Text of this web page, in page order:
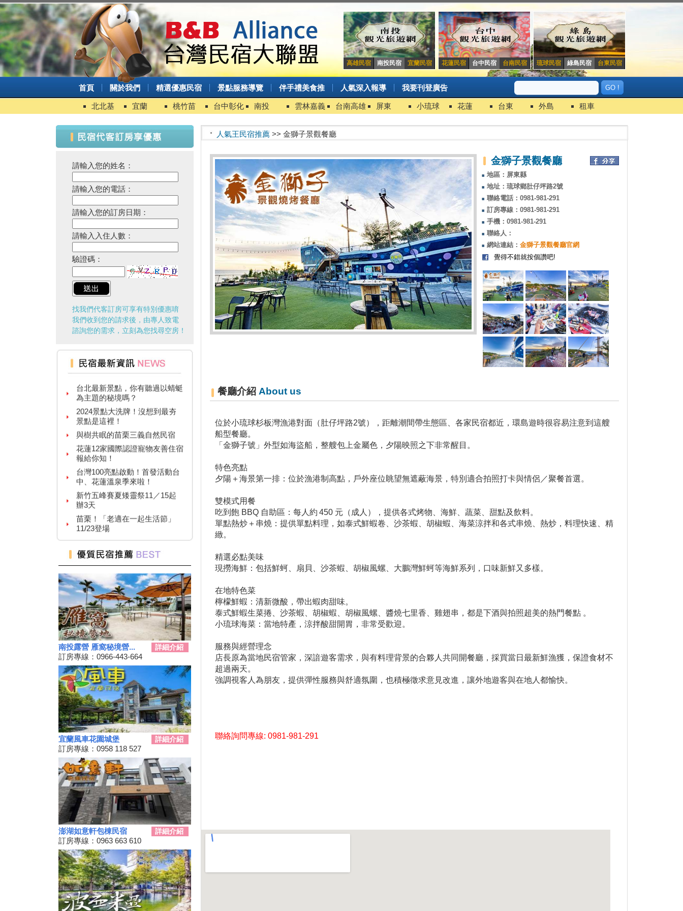
高雄民宿 南投民宿 宜蘭民宿 花蓮民宿 台中民宿 台南民宿 琉球民宿 綠島民宿 台東民宿
首頁 關於我們 精選優惠民宿 景點服務導覽 伴手禮美食推 人氣深入報導 我要刊登廣告
北北基 宜蘭 桃竹苗 台中彰化 南投 雲林嘉義 台南高雄 屏東 小琉球 花蓮 台東 外島 租車
請輸入您的姓名：
請輸入您的電話：
請輸入您的訂房日期：
請輸入入住人數：
驗證碼：
找我們代客訂房可享有特別優惠唷
我們收到您的請求後，由專人致電
諮詢您的需求，立刻為您找尋空房！
免費！
為主題的秘境嗎？
2024景點大洗牌！沒想到最夯
景點是這裡！
與樹共眠的苗栗三義自然民宿
花蓮12家國際認證寵物友善住宿
報給你知！
台灣100亮點啟動！首發活動台
中、花蓮溫泉季來啦！
新竹五峰賽夏矮靈祭11／15起
辦3天
苗栗！「老適在一起生活節」
11/23登場
2024 草嶺古道芒花季！
飽！
能逛1次
台灣百大景點推薦，集章還有限
量小禮物可以拿
嘉義夢幻熱點「蓋婭莊園」免門
票、「佐登妮絲」城堡優惠價一
次看
新竹市「觀光巴士—舊城巡禮
線」加碼解謎探險活動！
花蓮旅遊補助再擴大！
2024彰化田尾「Open Garden同
樂會」限時舉辦
科教館《史前巨獸泰坦恐龍展》
將展出37公尺長巨大恐龍 即日
起預售、12/19震撼登場
2024全民運動會在屏東！10/26
開幕
2024新北耶誕城11／15正式開
城！魔法主題等你來發掘
苗栗私房景點推薦，懶人免裝備
享受百萬夜景
天涼就該泡湯！溫泉季開跑 雙
人入住北投老爺酒店下殺1.5折
彰化最新隱藏版景點，盡收大台
中落日美景！
新竹首屆「新竹啤酒派對」於
10/12、10/13舉辦！
2024金門國際海洋藝術季～
10/04~2/28為期5個月
嘉義熱門景點推薦！前10大排名
南投露營 雁窩秘境營... 詳細介紹
訂房專線：0966-443-664
宜蘭風車花園城堡 詳細介紹
訂房專線：0958 118 527
澎湖如意軒包棟民宿 詳細介紹
訂房專線：0963 663 610
人氣王民宿推薦>> 金獅子景觀餐廳
金獅子景觀餐廳
地區：屏東縣
地址：琉球鄉肚仔坪路2號
聯絡電話：0981-981-291
訂房專線：0981-981-291
手機：0981-981-291
聯絡人：
網站連結： 金獅子景觀餐廳官網
覺得不錯就按個讚吧!
餐廳介紹About us
位於小琉球杉板灣漁港對面（肚仔坪路2號），距離潮間帶生態區、各家民宿都近，環島遊時很容易注意到這艘
船型餐廳。
「金獅子號」外型如海盜船，整艘包上金屬色，夕陽映照之下非常醒目。
特色亮點
夕陽＋海景第一排：位於漁港制高點，戶外座位眺望無遮蔽海景，特別適合拍照打卡與情侶／聚餐首選。
雙模式用餐
吃到飽 BBQ 自助區：每人約 450 元（成人），提供各式烤物、海鮮、蔬菜、甜點及飲料。
單點熱炒＋串燒：提供單點料理，如泰式鮮蝦卷、沙茶蝦、胡椒蝦、海菜涼拌和各式串燒、熱炒，料理快速、精
緻。
精選必點美味
現撈海鮮：包括鮮蚵、扇貝、沙茶蝦、胡椒風螺、大鵬灣鮮蚵等海鮮系列，口味新鮮又多樣。
在地特色菜
檸檬鮮蝦：清新微酸，帶出蝦肉甜味。
泰式鮮蝦生菜捲、沙茶蝦、胡椒蝦、胡椒風螺、醬燒七里香、雞翅串，都是下酒與拍照超美的熱門餐點 。
小琉球海菜：當地特產，涼拌酸甜開胃，非常受歡迎。
服務與經營理念
店長原為當地民宿管家，深諳遊客需求，與有料理背景的合夥人共同開餐廳，採買當日最新鮮漁獲，保證食材不
超過兩天。
強調視客人為朋友，提供彈性服務與舒適氛圍，也積極徵求意見改進，讓外地遊客與在地人都愉快。
聯絡詢問專線: 0981-981-291